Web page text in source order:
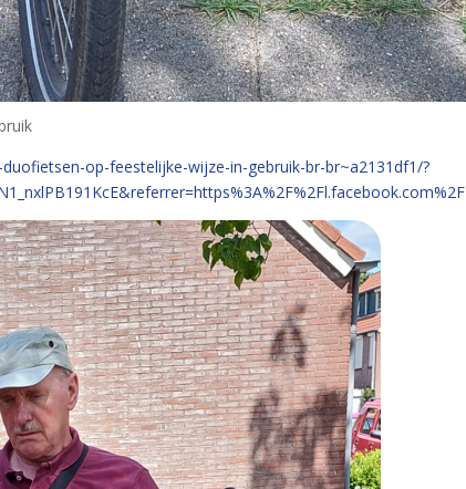
op-feestelijke-wijze-in-gebruik-br-br~a2131df1/?